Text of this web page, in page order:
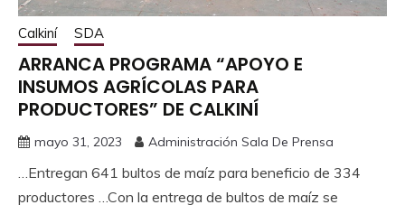
Calkiní SDA
ARRANCA PROGRAMA “APOYO E
INSUMOS AGRÍCOLAS PARA
PRODUCTORES” DE CALKINÍ
mayo 31, 2023 Administración Sala De Prensa
…Entregan 641 bultos de maíz para beneficio de 334
productores …Con la entrega de bultos de maíz se